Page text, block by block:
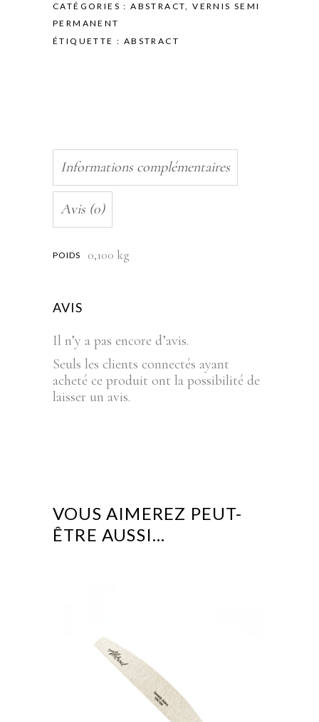
CATÉGORIES :ABSTRACT,VERNIS SEMI
PERMANENT
ÉTIQUETTE : ABSTRACT
Informations complémentaires
Avis (0)
POIDS 0,100 kg
AVIS
Il n’y a pas encore d’avis.
Seuls les clients connectés ayant
acheté ce produit ont la possibilité de
laisser un avis.
VOUS AIMEREZ PEUT-
ÊTRE AUSSI…